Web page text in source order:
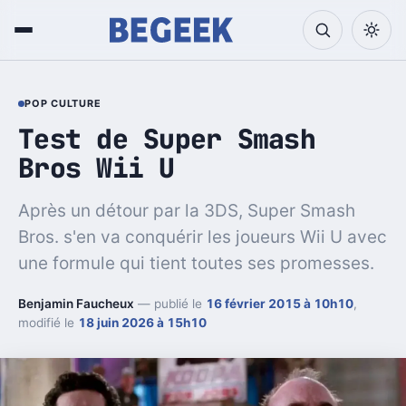
POP CULTURE
Test de Super Smash
Bros Wii U
Après un détour par la 3DS, Super Smash
Bros. s'en va conquérir les joueurs Wii U avec
une formule qui tient toutes ses promesses.
Benjamin Faucheux — publié le 16 février 2015 à 10h10,
modifié le 18 juin 2026 à 15h10